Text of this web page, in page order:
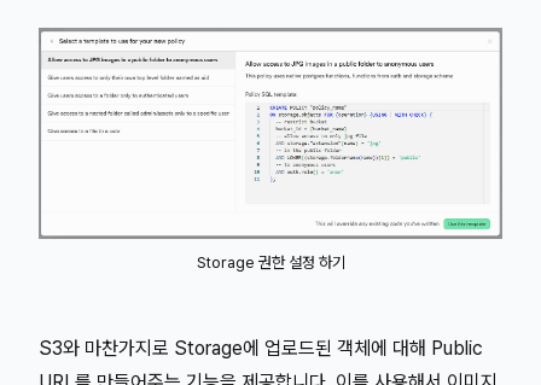
Storage 권한 설정 하기
S3와 마찬가지로 Storage에 업로드된 객체에 대해 Public